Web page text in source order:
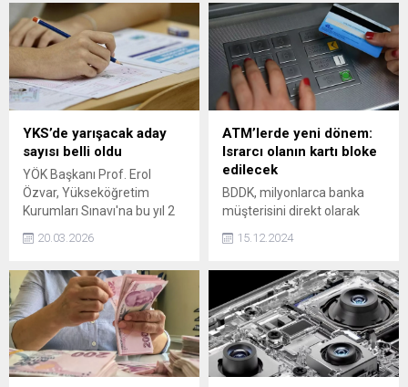
üzerinde çalıştığı belirtildi.
denilen katille böyle bir
anlaşma yapması ve bu tür
meydan okumalarını dünya
barışı için çok büyük bir
tehdit olarak görüyorum.
YKS’de yarışacak aday
sayısı belli oldu
YÖK Başkanı Prof. Erol
Özvar, Yükseköğretim
Kurumları Sınavı'na bu yıl 2
başvurduğunu açıkladı.
20.03.2026
ATM’lerde yeni dönem:
Israrcı olanın kartı bloke
edilecek
BDDK, milyonlarca banka
müşterisini direkt olarak
düzenlemeye gitti.
şifrelerin kullanılması
tamamen yasaklandı.
15.12.2024